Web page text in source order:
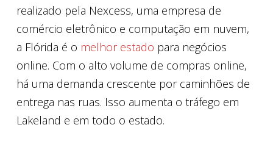
realizado pela Nexcess, uma empresa de
comércio eletrônico e computação em nuvem,
a Flórida é o melhor estado para negócios
online. Com o alto volume de compras online,
há uma demanda crescente por caminhões de
entrega nas ruas. Isso aumenta o tráfego em
Lakeland e em todo o estado.